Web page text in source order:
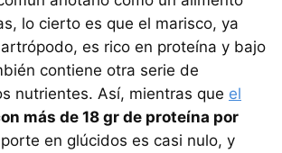
lo cierto es que el marisco, ya
es rico en proteína y bajo
contiene otra serie de
nutrientes. Así, mientras que el
más de 18 gr de proteína por
en glúcidos es casi nulo, y